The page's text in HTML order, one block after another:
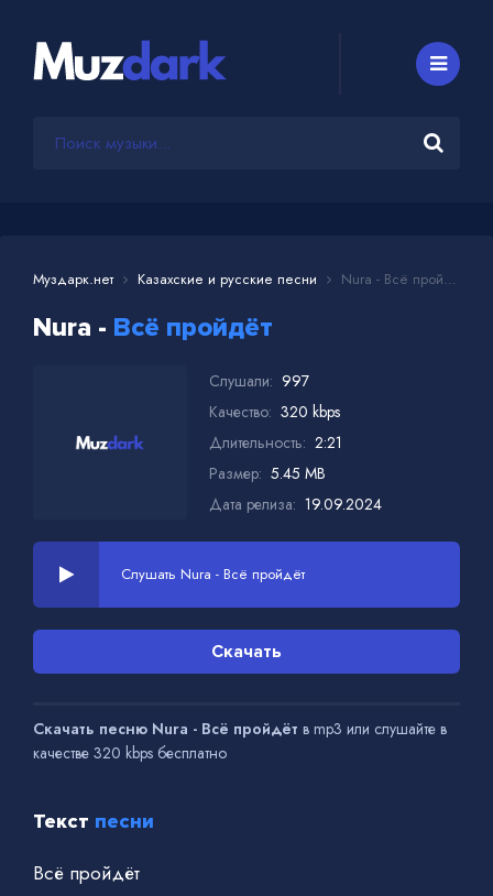
Муздарк.нет Казахские и русские песни Nura - Всё пройдёт
Nura - Всё пройдёт
Слушали: 997
Качество: 320 kbps
Длительность: 2:21
Размер: 5.45 MB
Дата релиза: 19.09.2024
Слушать Nura - Всё пройдёт
Скачать
Скачать песню Nura - Всё пройдёт в mp3 или слушайте в
качестве 320 kbps бесплатно
Текст песни
Всё пройдёт